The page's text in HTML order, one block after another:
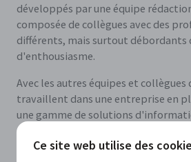
Ce site web utilise des
développés par une équipe
composée de collègues avec des
différents, mais surtout débordants
d'enthousiasme.
Avec les autres équipes et collègues
travaillent dans une entreprise en
une gamme de solutions
comme FinancesConnect, qui
professionnels dans